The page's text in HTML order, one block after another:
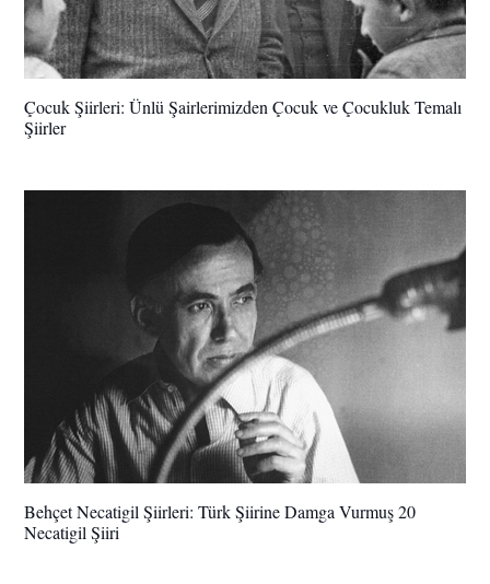
Çocuk Şiirleri: Ünlü Şairlerimizden Çocuk ve Çocukluk Temalı
Şiirler
Behçet Necatigil Şiirleri: Türk Şiirine Damga Vurmuş 20
Necatigil Şiiri